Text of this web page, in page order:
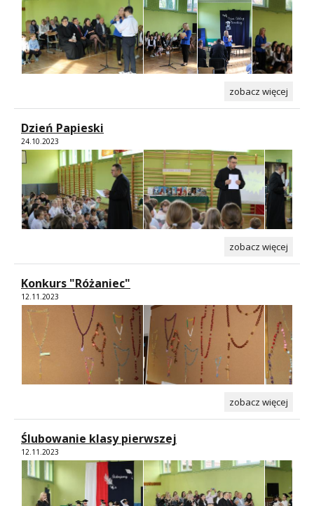
zobacz więcej
Dzień Papieski
24.10.2023
zobacz więcej
Konkurs "Różaniec"
12.11.2023
zobacz więcej
Ślubowanie klasy pierwszej
12.11.2023